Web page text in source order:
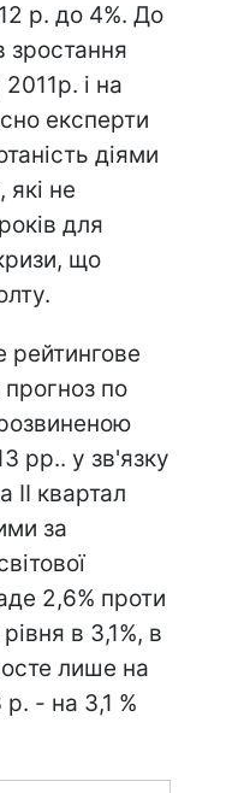
р. до 4%. До
зростання
і на
експерти
діями
які не
для
що
по
рр.. у зв'язку
II квартал
за
2,6% проти
в 3,1%, в
лише на
- на 3,1 %